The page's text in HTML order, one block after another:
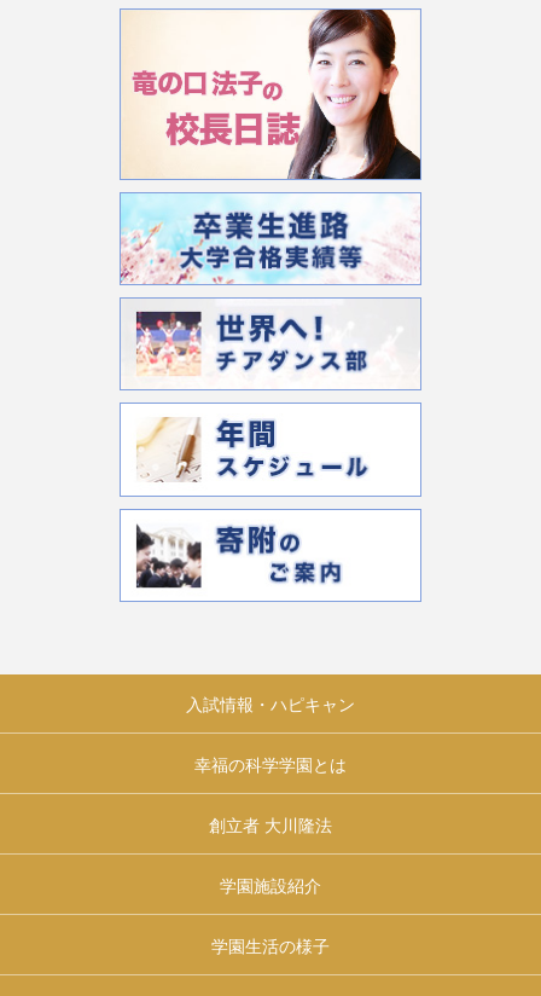
入試情報・ハピキャン
幸福の科学学園とは
創立者 大川隆法
学園施設紹介
学園生活の様子